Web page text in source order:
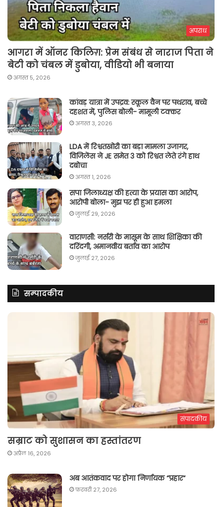
अपराध
आगरा में ऑनर किलिग़: प्रेम संबंध से नाराज पिता ने
बेटी को चंबल में डुबोया, वीडियो भी बनाया
अगस्त 5, 2026
कांवड़ यात्रा में उपद्रव: स्कूल वैन पर पथराव, बच्चे
दहशत में, पुलिस बोली- मामूली टक्कर
अगस्त 3, 2026
LDA में रिश्वतखोरी का बड़ा मामला उजागर,
विजिलेंस ने JE समेत 3 को रिश्वत लेते रंगे हाथ
दबोचा
अगस्त 1, 2026
सपा जिलाध्यक्ष की हत्या के प्रयास का आरोप,
आरोपी बोला- मुझ पर ही हुआ हमला
जुलाई 29, 2026
वाराणसी: नर्सरी के मासूम के साथ शिक्षिका की
दरिंदगी, अमानवीय बर्ताव का आरोप
जुलाई 27, 2026
सम्पादकीय
संपादकीय
सम्राट को सुशासन का हस्तांतरण
अप्रैल 16, 2026
अब आतंकवाद पर होगा निर्णायक “प्रहार“
फ़रवरी 27, 2026